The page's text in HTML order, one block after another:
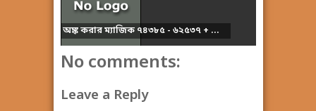
অঙ্ক করার ম্যাজিক ৭৪৩৮৫ - ৬২৫৩৭ + ...
No comments:
Leave a Reply